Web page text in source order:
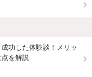
功した体験談！メリッ
点を解説